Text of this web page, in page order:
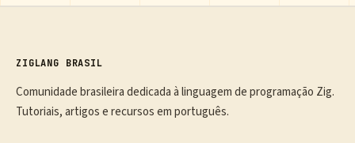
ZIGLANG BRASIL
Comunidade brasileira dedicada à linguagem de programação Zig.
Tutoriais, artigos e recursos em português.